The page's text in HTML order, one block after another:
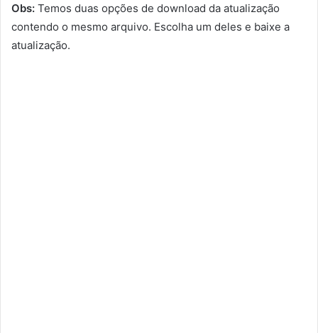
Obs: Temos duas opções de download da atualização
contendo o mesmo arquivo. Escolha um deles e baixe a
atualização.